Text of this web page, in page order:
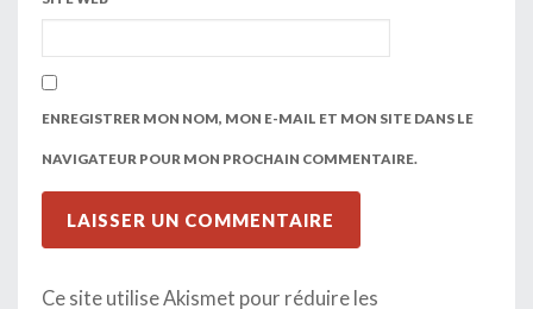
ENREGISTRER MON NOM, MON E-MAIL ET MON SITE DANS LE
NAVIGATEUR POUR MON PROCHAIN COMMENTAIRE.
Ce site utilise Akismet pour réduire les